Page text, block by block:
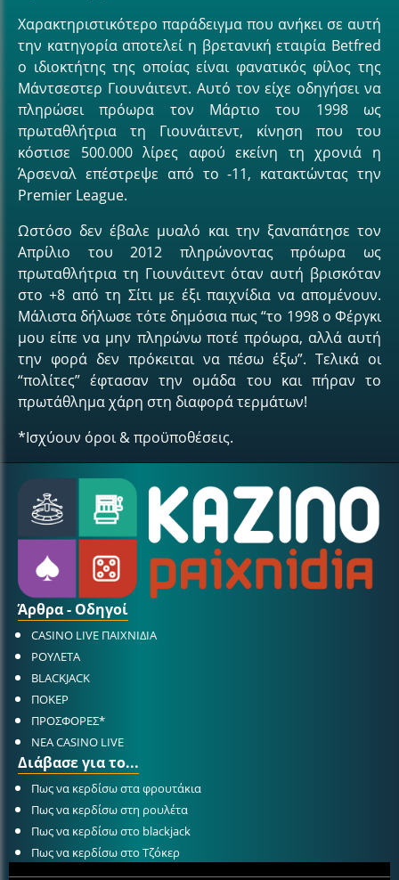
Χαρακτηριστικότερο παράδειγμα που ανήκει σε αυτή
την κατηγορία αποτελεί η βρετανική εταιρία Betfred
ο ιδιοκτήτης της οποίας είναι φανατικός φίλος της
Μάντσεστερ Γιουνάιτεντ. Αυτό τον είχε οδηγήσει να
πληρώσει πρόωρα τον Μάρτιο του 1998 ως
πρωταθλήτρια τη Γιουνάιτεντ, κίνηση που του
κόστισε 500.000 λίρες αφού εκείνη τη χρονιά η
Άρσεναλ επέστρεψε από το -11, κατακτώντας την
Premier League.
Ωστόσο δεν έβαλε μυαλό και την ξαναπάτησε τον
Απρίλιο του 2012 πληρώνοντας πρόωρα ως
πρωταθλήτρια τη Γιουνάιτεντ όταν αυτή βρισκόταν
στο +8 από τη Σίτι με έξι παιχνίδια να απομένουν.
Μάλιστα δήλωσε τότε δημόσια πως “το 1998 ο Φέργκι
μου είπε να μην πληρώνω ποτέ πρόωρα, αλλά αυτή
την φορά δεν πρόκειται να πέσω έξω”. Τελικά οι
“πολίτες” έφτασαν την ομάδα του και πήραν το
πρωτάθλημα χάρη στη διαφορά τερμάτων!
*Ισχύουν όροι & προϋποθέσεις.
Άρθρα - Οδηγοί
CASINO LIVE ΠΑΙΧΝΙΔΙΑ
ΡΟΥΛΕΤΑ
BLACKJACK
ΠΟΚΕΡ
ΠΡΟΣΦΟΡΕΣ*
ΝΕΑ CASINO LIVE
Διάβασε για το...
Πως να κερδίσω στα φρουτάκια
Πως να κερδίσω στη ρουλέτα
Πως να κερδίσω στο blackjack
Πως να κερδίσω στο Τζόκερ